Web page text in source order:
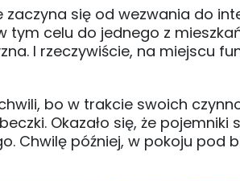
się od wezwania do
celu do jednego z
I rzeczywiście, na miejscu
bo w trakcie swoich
Okazało się, że
Chwilę później, w pokoju